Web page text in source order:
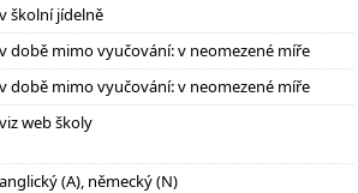
v školní jídelně
v době mimo vyučování: v neomezené míře
v době mimo vyučování: v neomezené míře
viz web školy
anglický (A), německý (N)